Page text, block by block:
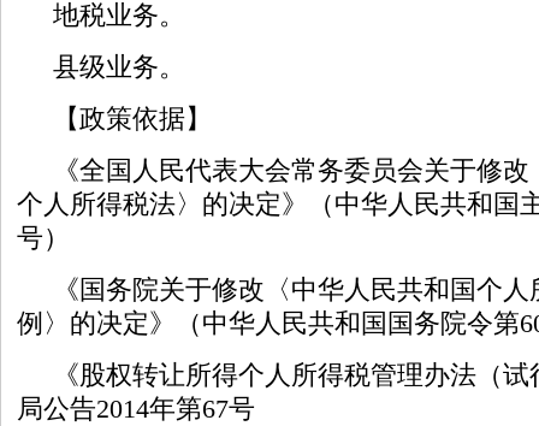
地税业务。
县级业务。
【政策依据】
《全国人民代表大会常务委员会关于修
个人所得税法〉的决定》（中华人民共和国
号）
《国务院关于修改〈中华人民共和国个
例〉的决定》（中华人民共和国国务院令第
《股权转让所得个人所得税管理办法（
局公告2014年第67号